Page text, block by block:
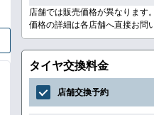
店舗では販売価格が異なります。
価格の詳細は各店舗へ直接お問
タイヤ交換料金
店舗交換予約